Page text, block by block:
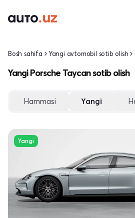
Bosh sahifa Yangi avtomobil sotib olish
Yangi Porsche Taycan sotib olish
Hammasi Yangi
Yangi